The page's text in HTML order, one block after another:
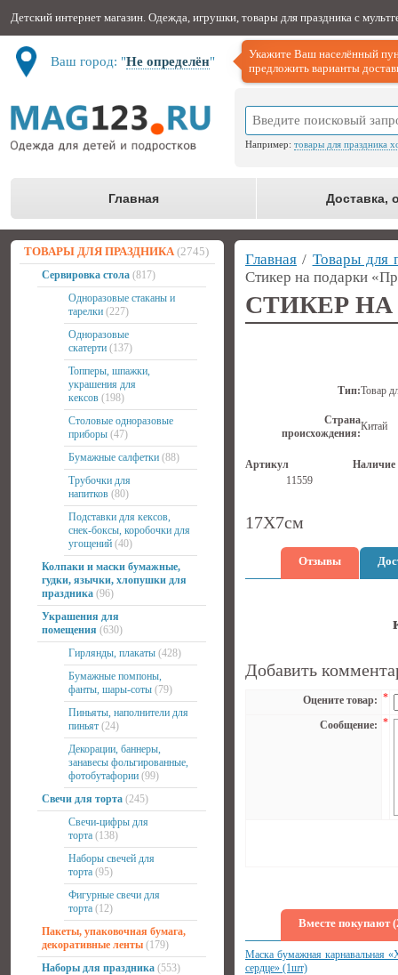
Детский интернет магазин. Одежда, игрушки, товары для праздника с
Ваш город: "Не определён"
Укажите Ваш населённый
предложить варианты
Например: товары для праздника
Главная Доставка,
ТОВАРЫ ДЛЯ ПРАЗДНИКА (2745)
Сервировка стола (817)
Одноразовые стаканы и
тарелки (227)
Одноразовые
скатерти (137)
Топперы, шпажки,
украшения для
кексов (198)
Столовые одноразовые
приборы (47)
Бумажные салфетки (88)
Трубочки для
напитков (80)
Подставки для кексов,
снек-боксы, коробочки для
угощений (40)
Колпаки и маски бумажные,
гудки, язычки, хлопушки для
праздника (96)
Украшения для
помещения (630)
Гирлянды, плакаты (428)
Бумажные помпоны,
фанты, шары-соты (79)
Пиньяты, наполнители для
пиньят (24)
Декорации, баннеры,
занавесы фольгированные,
фотобутафории (99)
Свечи для торта (245)
Свечи-цифры для
торта (138)
Наборы свечей для
торта (95)
Фигурные свечи для
торта (12)
Пакеты, упаковочная бумага,
декоративные ленты (179)
Наборы для праздника (553)
Главная / Товары для
Стикер на подарки
СТИКЕР
Тип:Товар
Страна
происхождения:
Китай
Артикул
Наличие
11559
17Х7см
Отзывы
Добавить
Оцените товар: *
Сообщение: *
Вместе покупают
Маска бумажная карнавальная
сердце» (1шт)